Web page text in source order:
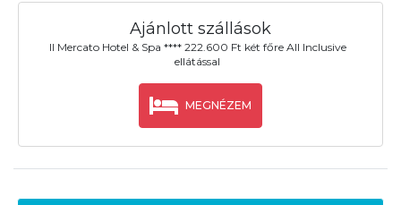
Ajánlott szállások
Il Mercato Hotel & Spa **** 222.600 Ft két főre All Inclusive
ellátással
MEGNÉZEM